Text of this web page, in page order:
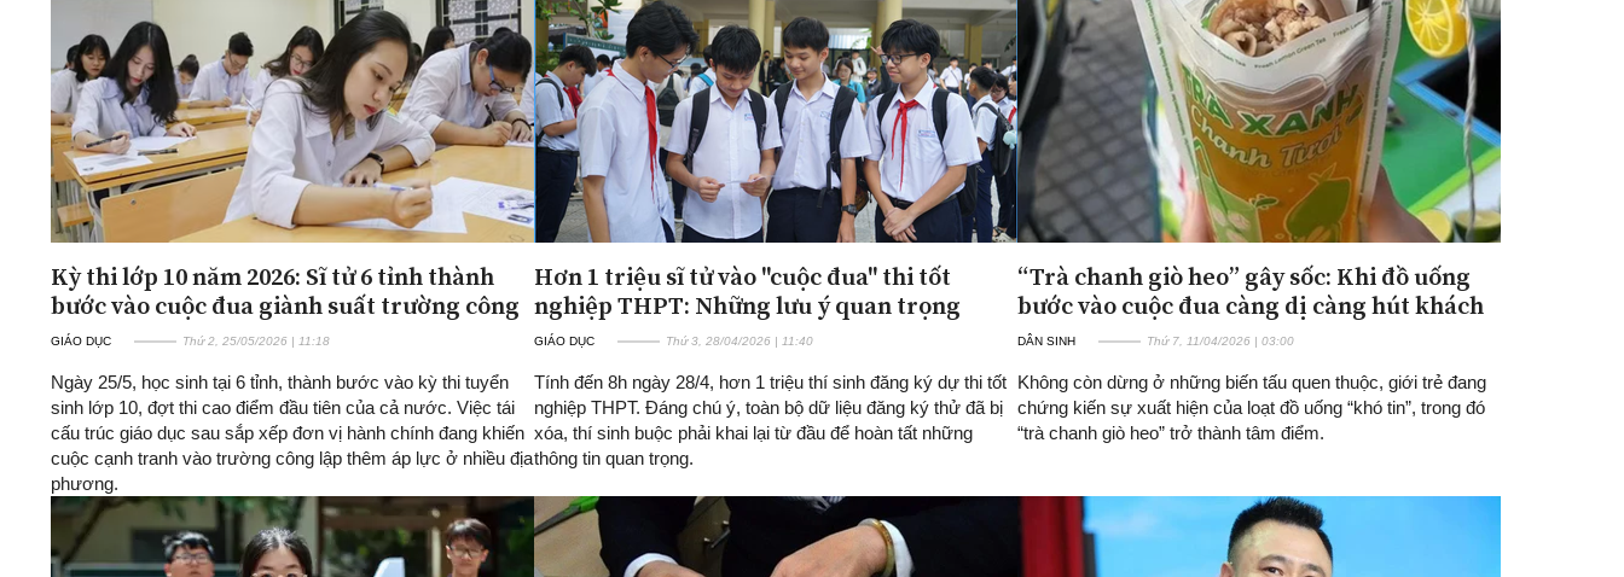
ĐA CHIỀU
Quan điểm
Xi nhan Trái Phải
Bạn đọc viết
INFOCUS
Đăng ký tin tức mới
Kỳ thi lớp 10 năm 2026: Sĩ tử 6 tỉnh thành
bước vào cuộc đua giành suất trường công
GIÁO DỤC Thứ 2, 25/05/2026 | 11:18
Ngày 25/5, học sinh tại 6 tỉnh, thành bước vào kỳ thi tuyển
sinh lớp 10, đợt thi cao điểm đầu tiên của cả nước. Việc tái
cấu trúc giáo dục sau sắp xếp đơn vị hành chính đang khiến
cuộc cạnh tranh vào trường công lập thêm áp lực ở nhiều địa
phương.
Hơn 1 triệu sĩ tử vào "cuộc đua" thi tốt
nghiệp THPT: Những lưu ý quan trọng
GIÁO DỤC Thứ 3, 28/04/2026 | 11:40
Tính đến 8h ngày 28/4, hơn 1 triệu thí sinh đăng ký dự thi tốt
nghiệp THPT. Đáng chú ý, toàn bộ dữ liệu đăng ký thử đã bị
xóa, thí sinh buộc phải khai lại từ đầu để hoàn tất những
thông tin quan trọng.
“Trà chanh giò heo” gây sốc: Khi đồ uống
bước vào cuộc đua càng dị càng hút khách
DÂN SINH Thứ 7, 11/04/2026 | 03:00
Không còn dừng ở những biến tấu quen thuộc, giới trẻ đang
chứng kiến sự xuất hiện của loạt đồ uống “khó tin”, trong đó
“trà chanh giò heo” trở thành tâm điểm.